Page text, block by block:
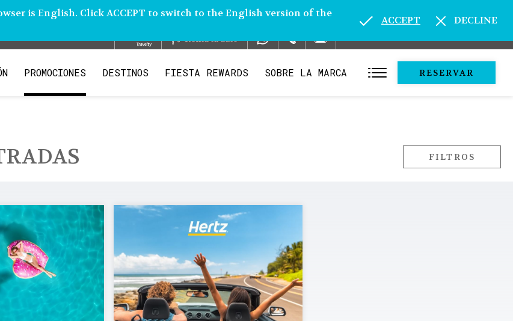
Renta tu auto
PROMOCIONES DESTINOS FIESTA REWARDS SOBRE LA MARCA RESERVAR
is English. Click ACCEPT to switch to the English version of the
ACCEPT DECLINE
FILTROS